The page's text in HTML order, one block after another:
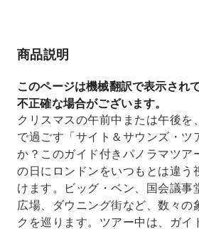
快適な豪華バスで旅をしよう
プロのツアーガイドによる案
ントをお楽しみください。
商品説明
このページは機械翻訳で表示され
不正確な場合がございます。
クリスマスの午前中または午後を
で過ごす「サイト＆サウンズ・ツ
か？このガイド付きパノラマツア
の日にロンドンをいつもとは違う
けます。ビッグ・ベン、国会議事
広場、ダウニング街など、数々の
クを巡ります。ツアー中は、ガイ